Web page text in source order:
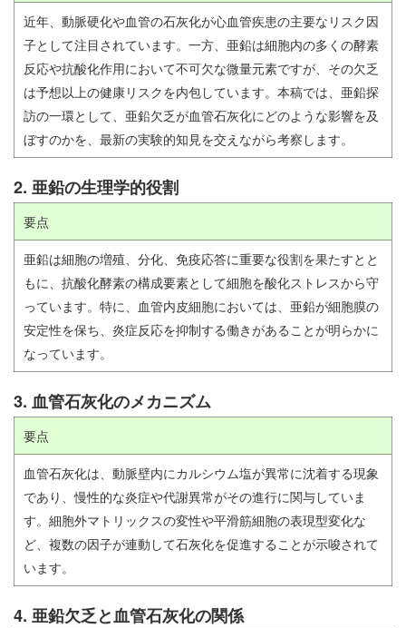
近年、動脈硬化や血管の石灰化が心血管疾患の主要なリスク因
子として注目されています。一方、亜鉛は細胞内の多くの酵素
反応や抗酸化作用において不可欠な微量元素ですが、その欠乏
は予想以上の健康リスクを内包しています。本稿では、亜鉛探
訪の一環として、亜鉛欠乏が血管石灰化にどのような影響を及
ぼすのかを、最新の実験的知見を交えながら考察します。
2. 亜鉛の生理学的役割
要点
亜鉛は細胞の増殖、分化、免疫応答に重要な役割を果たすとと
もに、抗酸化酵素の構成要素として細胞を酸化ストレスから守
っています。特に、血管内皮細胞においては、亜鉛が細胞膜の
安定性を保ち、炎症反応を抑制する働きがあることが明らかに
なっています。
3. 血管石灰化のメカニズム
要点
血管石灰化は、動脈壁内にカルシウム塩が異常に沈着する現象
であり、慢性的な炎症や代謝異常がその進行に関与していま
す。細胞外マトリックスの変性や平滑筋細胞の表現型変化な
ど、複数の因子が連動して石灰化を促進することが示唆されて
います。
4. 亜鉛欠乏と血管石灰化の関係